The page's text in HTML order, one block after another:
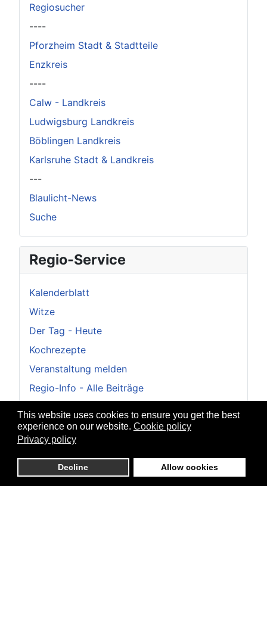
This website uses cookies to ensure you get the best
experience on our website. Cookie policy
Privacy policy
Decline Allow cookies
Regiosucher
----
Pforzheim Stadt & Stadtteile
Enzkreis
----
Calw - Landkreis
Ludwigsburg Landkreis
Böblingen Landkreis
Karlsruhe Stadt & Landkreis
---
Blaulicht-News
Suche
Regio-Service
Kalenderblatt
Witze
Der Tag - Heute
Kochrezepte
Veranstaltung melden
Regio-Info - Alle Beiträge
Keinen Artikel verpassen – RSS abonnieren